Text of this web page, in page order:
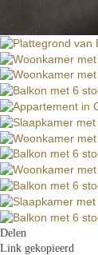
Delen
Link gekopieerd